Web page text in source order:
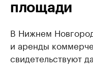
площади
В Нижнем
и аренды
свидетельствуют